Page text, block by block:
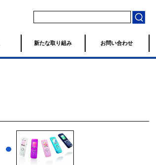
新たな取り組み お問い合わせ